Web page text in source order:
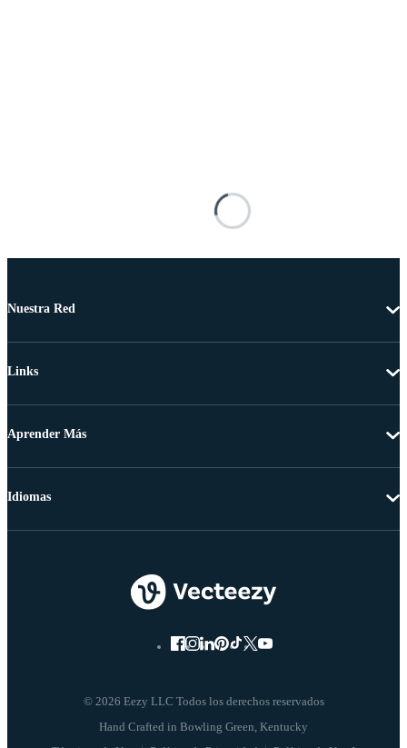
Nuestra Red
Links
Aprender Más
© 2026 Eezy LLC Todos los derechos reservados
Idiomas